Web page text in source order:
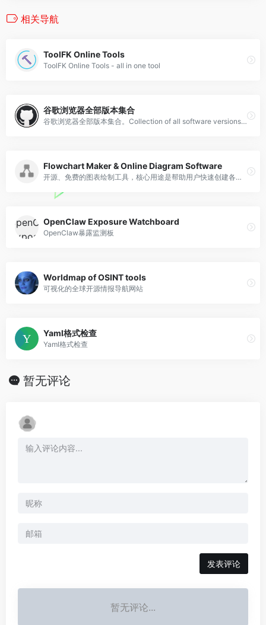
相关导航
ToolFK Online Tools
ToolFK Online Tools - all in one tool
谷歌浏览器全部版本集合
谷歌浏览器全部版本集合。Collection of all software versions of Google Chrome. - dengcao/chrome
Flowchart Maker & Online Diagram Software
开源、免费的图表绘制工具，核心用途是帮助用户快速创建各类专业图表。免费图表绘制工具
OpenClaw Exposure Watchboard
OpenClaw暴露监测板
Worldmap of OSINT tools
可视化的全球开源情报导航网站
Yaml格式检查
Yaml格式检查
暂无评论
发表评论
暂无评论...